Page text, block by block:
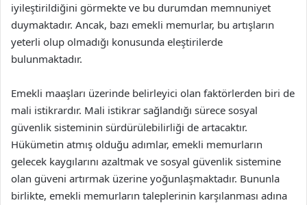
iyileştirildiğini görmekte ve bu durumdan memnuniyet
duymaktadır. Ancak, bazı emekli memurlar, bu artışların
yeterli olup olmadığı konusunda eleştirilerde
bulunmaktadır.
Emekli maaşları üzerinde belirleyici olan faktörlerden biri de
mali istikrardır. Mali istikrar sağlandığı sürece sosyal
güvenlik sisteminin sürdürülebilirliği de artacaktır.
Hükümetin atmış olduğu adımlar, emekli memurların
gelecek kaygılarını azaltmak ve sosyal güvenlik sistemine
olan güveni artırmak üzerine yoğunlaşmaktadır. Bununla
birlikte, emekli memurların taleplerinin karşılanması adına